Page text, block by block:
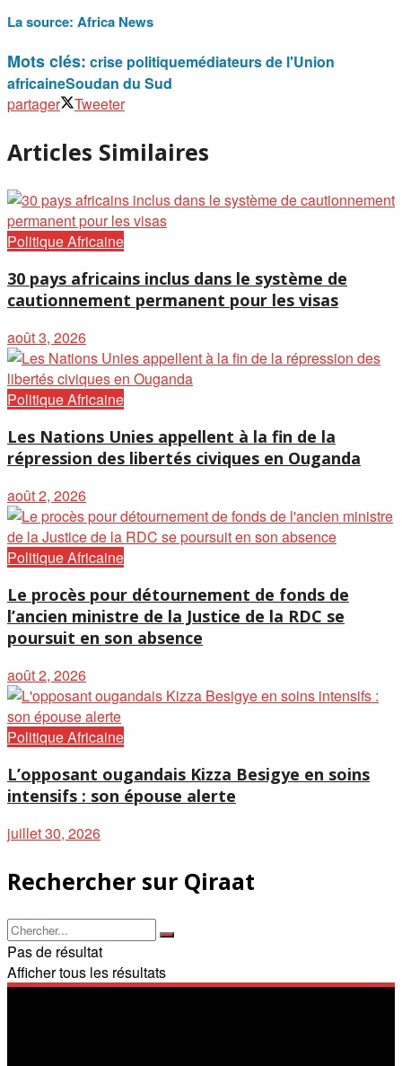
La source: Africa News
Mots clés: crise politiquemédiateurs de l'Union
africaineSoudan du Sud
partager
Tweeter
Articles Similaires
Politique Africaine
30 pays africains inclus dans le système de
cautionnement permanent pour les visas
août 3, 2026
Politique Africaine
Les Nations Unies appellent à la fin de la
répression des libertés civiques en Ouganda
août 2, 2026
Politique Africaine
Le procès pour détournement de fonds de
l’ancien ministre de la Justice de la RDC se
poursuit en son absence
août 2, 2026
Politique Africaine
L’opposant ougandais Kizza Besigye en soins
intensifs : son épouse alerte
juillet 30, 2026
Rechercher sur Qiraat
Pas de résultat
Afficher tous les résultats